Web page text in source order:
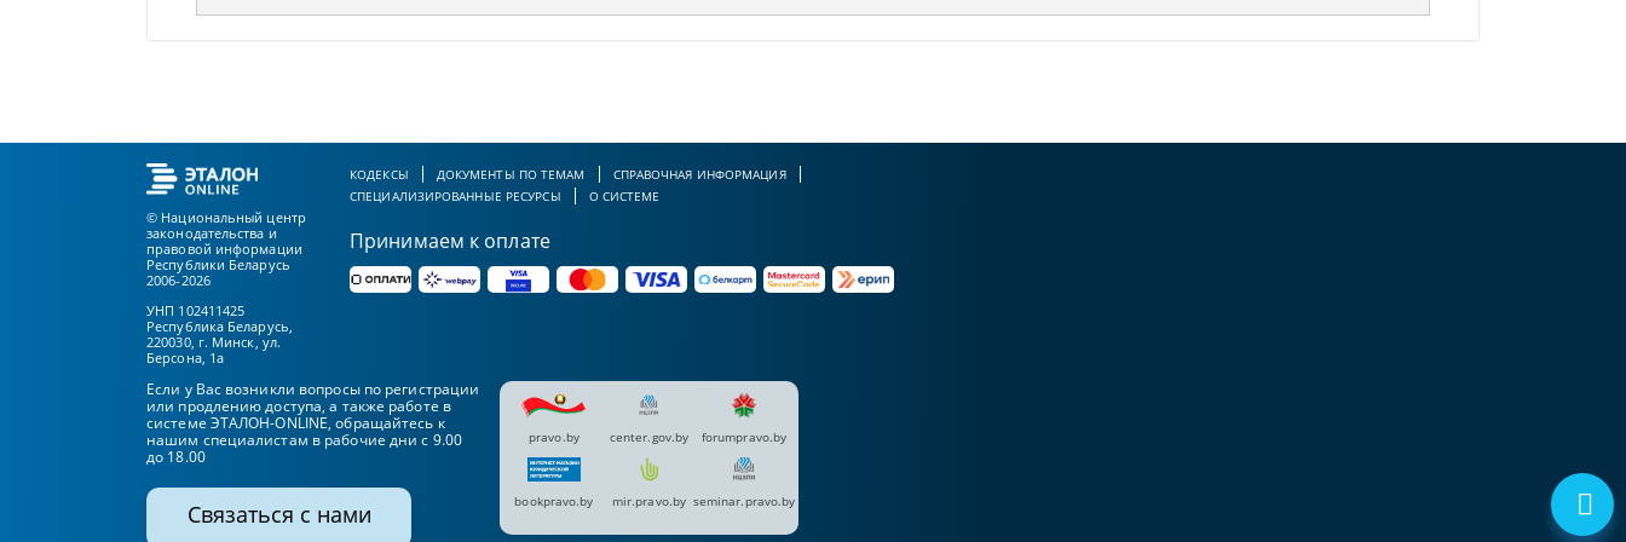
© Национальный центр
законодательства и
правовой информации
Республики Беларусь
2006-2026
УНП 102411425
Республика Беларусь,
220030, г. Минск, ул.
Берсона, 1а
КОДЕКСЫ ДОКУМЕНТЫ ПО ТЕМАМ
СПРАВОЧНАЯ ИНФОРМАЦИЯ
СПЕЦИАЛИЗИРОВАННЫЕ РЕСУРСЫ
О СИСТЕМЕ
Принимаем к оплате
Если у Вас возникли вопросы по регистрации
или продлению доступа, а также работе в
системе ЭТАЛОН-ONLINE, обращайтесь к
нашим специалистам в рабочие дни с 9.00
до 18.00
Связаться с нами
pravo.by center.gov.by forumpravo.by
bookpravo.by mir.pravo.by seminar.pravo.by